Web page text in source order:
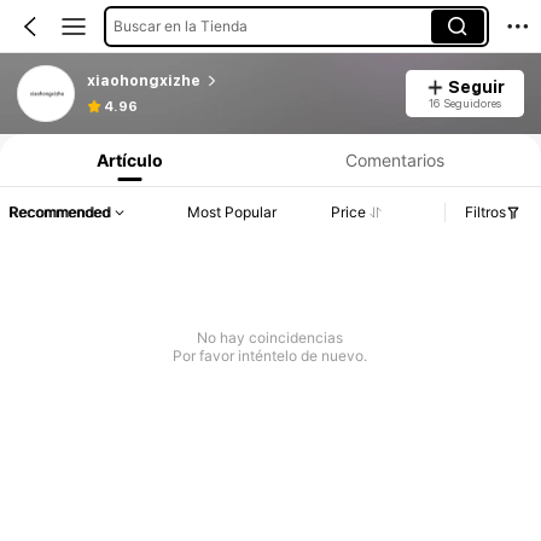
Buscar en la Tienda
xiaohongxizhe
4.96
Seguir
16 Seguidores
Artículo Comentarios
Recommended Most Popular Price Filtros
No hay coincidencias
Por favor inténtelo de nuevo.